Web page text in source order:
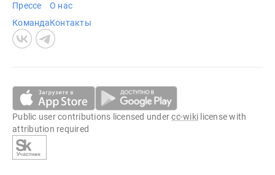
Прессе
Команда
О нас
Контакты
Public user contributions licensed undercc-wiki license with
attribution required